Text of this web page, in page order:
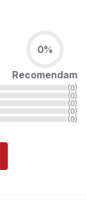
0%
Recomendam
(0)
(0)
(0)
(0)
(0)